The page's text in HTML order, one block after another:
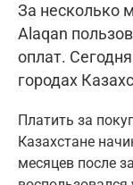
За несколько
Alaqan
оплат.
городах
Платить за
Казахстане
месяцев после